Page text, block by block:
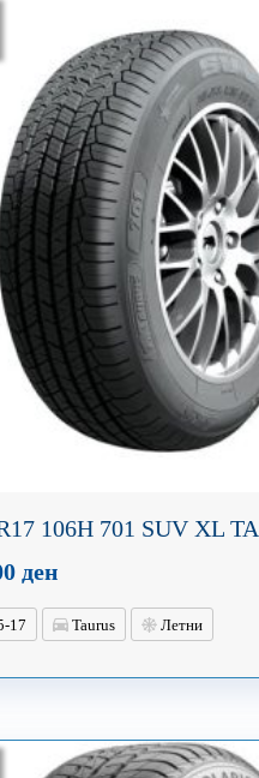
106H 701 SUV XL TA
ден
17 Taurus Летни